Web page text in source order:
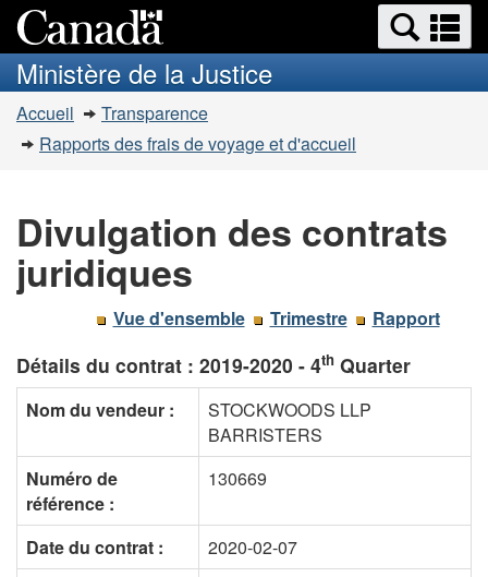
au
contenu
à
la
simplifiée
Recherche
et
menus
et
Ministère de la Justice
Vous
êtes
Accueil
Transparence
Rapports des frais de voyage et d'accueil
Divulgation des contrats
juridiques
Vue d'ensemble Trimestre Rapport
Détails du contrat : 2019-2020 - 4th Quarter
Nom du vendeur :
STOCKWOODS LLP
BARRISTERS
Numéro de
référence :
130669
Date du contrat :
2020-02-07